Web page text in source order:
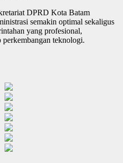
DPRD Kota Batam
semakin optimal sekaligus
yang profesional,
perkembangan teknologi.